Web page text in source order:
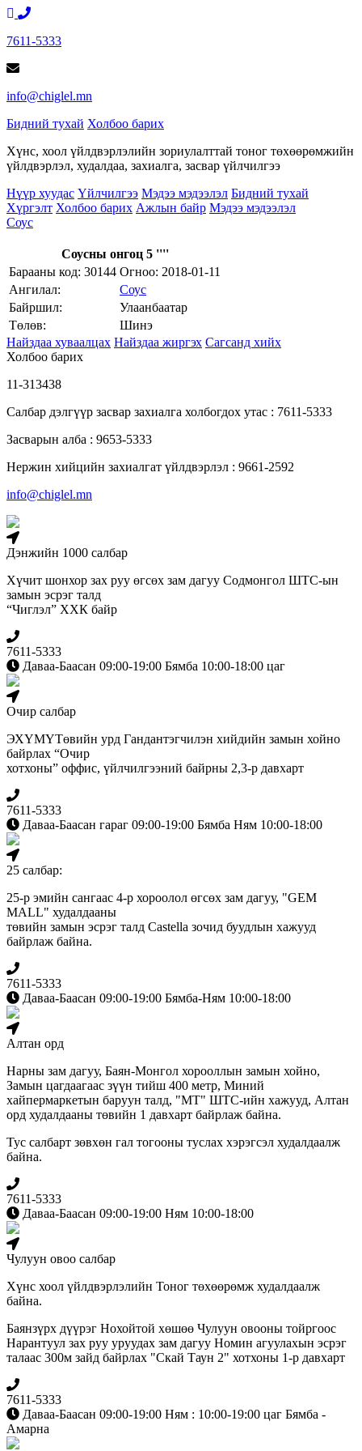
7611-5333
info@chiglel.mn
Бидний тухай Холбоо барих
Хүнс, хоол үйлдвэрлэлийн зориулалттай тоног төхөөрөмжийн
үйлдвэрлэл, худалдаа, захиалга, засвар үйлчилгээ
Нүүр хуудас Үйлчилгээ Мэдээ мэдээлэл Бидний тухай
Хүргэлт Холбоо барих Ажлын байр Мэдээ мэдээлэл
Соус
Соусны онгоц 5 ''''
Барааны код: 30144 Огноо: 2018-01-11
Ангилал:
Соус
Байршил:
Улаанбаатар
Төлөв:
Шинэ
Найздаа хуваалцах Найздаа жиргэх Сагсанд хийх
Холбоо барих
11-313438
Салбар дэлгүүр засвар захиалга холбогдох утас : 7611-5333
Засварын алба : 9653-5333
Нержин хийцийн захиалгат үйлдвэрлэл : 9661-2592
info@chiglel.mn
Дэнжийн 1000 салбар
Хүчит шонхор зах руу өгсөх зам дагуу Содмонгол ШТС-ын
замын эсрэг талд
“Чиглэл” ХХК байр
7611-5333
Даваа-Баасан 09:00-19:00 Бямба 10:00-18:00 цаг
Очир салбар
ЭХҮМҮТөвийн урд Гандантэгчилэн хийдийн замын хойно
байрлах “Очир
хотхоны” оффис, үйлчилгээний байрны 2,3-р давхарт
7611-5333
Даваа-Баасан гараг 09:00-19:00 Бямба Ням 10:00-18:00
25 салбар:
25-р эмийн сангаас 4-р хороолол өгсөх зам дагуу, "GEM
MALL" худалдааны
төвийн замын эсрэг талд Сastella зочид буудлын хажууд
байрлаж байна.
7611-5333
Даваа-Баасан 09:00-19:00 Бямба-Ням 10:00-18:00
Алтан орд
Нарны зам дагуу, Баян-Монгол хорооллын замын хойно,
Замын цагдаагаас зүүн тийш 400 метр, Миний
хайпермаркетын баруун талд, "МТ" ШТС-ийн хажууд, Алтан
орд худалдааны төвийн 1 давхарт байрлаж байна.
Тус салбарт зөвхөн гал тогооны туслах хэрэгсэл худалдаалж
байна.
7611-5333
Даваа-Баасан 09:00-19:00 Ням 10:00-18:00
Чулуун овоо салбар
Хүнс хоол үйлдвэрлэлийн Тоног төхөөрөмж худалдаалж
байна.
Баянзүрх дүүрэг Нохойтой хөшөө Чулуун овооны тойргоос
Нарантуул зах руу уруудах зам дагуу Номин агуулахын эсрэг
талаас 300м зайд байрлах "Скай Таун 2" хотхоны 1-р давхарт
7611-5333
Даваа-Баасан 09:00-19:00 Ням : 10:00-19:00 цаг Бямба -
Амарна